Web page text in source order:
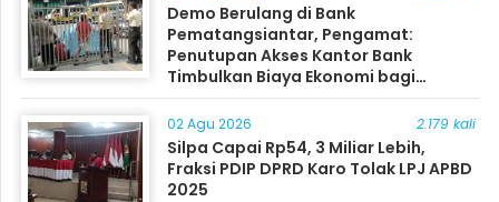
Demo Berulang di Bank
Pematangsiantar, Pengamat:
Penutupan Akses Kantor Bank
Timbulkan Biaya Ekonomi bagi
Masyarakat
02 Agu 2026 2.179 kali
Silpa Capai Rp54, 3 Miliar Lebih,
Fraksi PDIP DPRD Karo Tolak LPJ APBD
2025